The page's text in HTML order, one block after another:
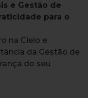
e Gestão de
para o
na Cielo e
da Gestão de
do seu